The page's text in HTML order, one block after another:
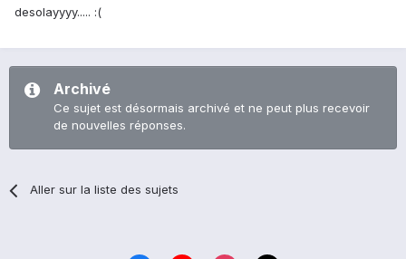
desolayyyy..... :(
Archivé
Ce sujet est désormais archivé et ne peut plus recevoir
de nouvelles réponses.
Aller sur la liste des sujets